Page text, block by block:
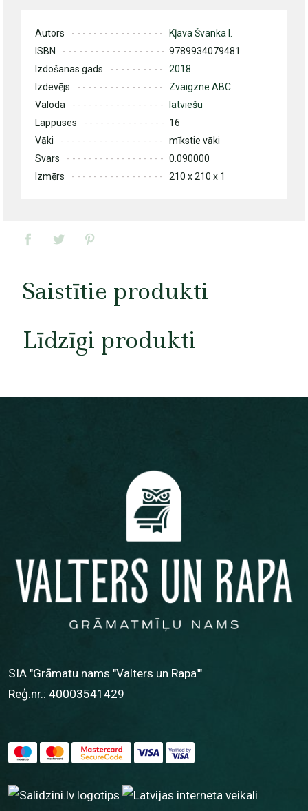
Autors
Kļava Švanka I.
ISBN
9789934079481
Izdošanas gads
2018
Izdevējs
Zvaigzne ABC
Valoda
latviešu
Lappuses
16
Vāki
mīkstie vāki
Svars
0.090000
Izmērs
210 x 210 x 1
Saistītie produkti
Līdzīgi produkti
SIA "Grāmatu nams "Valters un Rapa""
Reģ.nr.: 40003541429